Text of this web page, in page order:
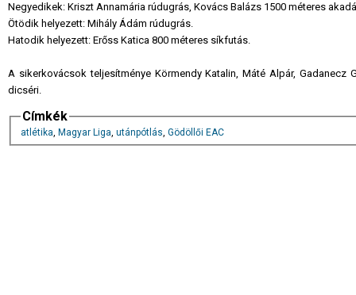
Negyedikek: Kriszt Annamária rúdugrás, Kovács Balázs 1500 méteres
Ötödik helyezett: Mihály Ádám rúdugrás.
Hatodik helyezett: Erőss Katica 800 méteres síkfutás.
A sikerkovácsok teljesítménye Körmendy Katalin, Máté Alpár,
dicséri.
Címkék
atlétika, Magyar Liga, utánpótlás, Gödöllői EAC